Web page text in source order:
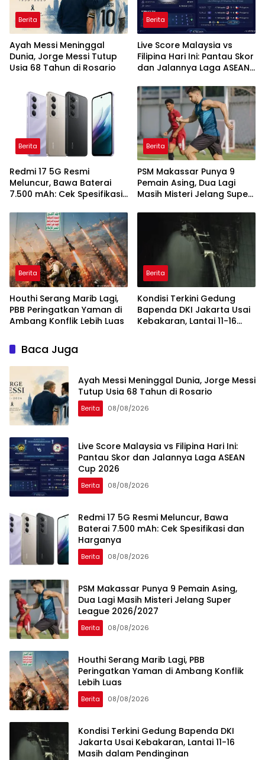
Berita
Ayah Messi Meninggal
Dunia, Jorge Messi Tutup
Usia 68 Tahun di Rosario
Berita
Live Score Malaysia vs
Filipina Hari Ini: Pantau Skor
dan Jalannya Laga ASEAN
Berita
Redmi 17 5G Resmi
Meluncur, Bawa Baterai
7.500 mAh: Cek Spesifikasi
Berita
PSM Makassar Punya 9
Pemain Asing, Dua Lagi
Masih Misteri Jelang Super
Berita
Houthi Serang Marib Lagi,
PBB Peringatkan Yaman di
Ambang Konflik Lebih Luas
Berita
Kondisi Terkini Gedung
Bapenda DKI Jakarta Usai
Kebakaran, Lantai 11-16
Baca Juga
Ayah Messi Meninggal Dunia, Jorge Messi
Tutup Usia 68 Tahun di Rosario
Berita 08/08/2026
Live Score Malaysia vs Filipina Hari Ini:
Pantau Skor dan Jalannya Laga ASEAN
Cup 2026
Berita 08/08/2026
Redmi 17 5G Resmi Meluncur, Bawa
Baterai 7.500 mAh: Cek Spesifikasi dan
Harganya
Berita 08/08/2026
PSM Makassar Punya 9 Pemain Asing,
Dua Lagi Masih Misteri Jelang Super
League 2026/2027
Berita 08/08/2026
Houthi Serang Marib Lagi, PBB
Peringatkan Yaman di Ambang Konflik
Lebih Luas
Berita 08/08/2026
Kondisi Terkini Gedung Bapenda DKI
Jakarta Usai Kebakaran, Lantai 11-16
Masih dalam Pendinginan